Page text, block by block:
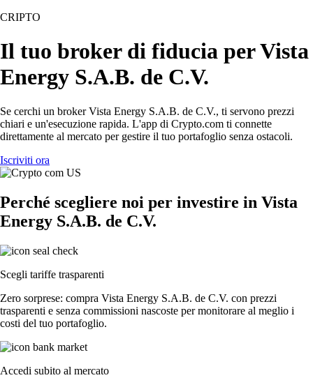
CRIPTO
Il tuo broker di fiducia per Vista
Energy S.A.B. de C.V.
Se cerchi un broker Vista Energy S.A.B. de C.V., ti servono prezzi
chiari e un'esecuzione rapida. L'app di Crypto.com ti connette
direttamente al mercato per gestire il tuo portafoglio senza ostacoli.
Iscriviti ora
Perché scegliere noi per investire in Vista
Energy S.A.B. de C.V.
Scegli tariffe trasparenti
Zero sorprese: compra Vista Energy S.A.B. de C.V. con prezzi
trasparenti e senza commissioni nascoste per monitorare al meglio i
costi del tuo portafoglio.
Accedi subito al mercato